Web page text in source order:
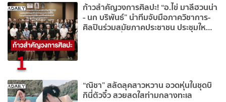
1
ก้าวสำคัญวงการศิลปะ! “อ.ไข่ มาลีฮวนน่า
- นก บริพันธ์” นำทีมจับมือภาควิชาการ-
ศิลปินร่วมสมัยภาคประชาชน ประชุมใหญ่
“ณิชา” สลัดลุคสาวหวาน อวดหุ่นในชุดบิ
กินี่ตัวจิ๋ว สวยสดใสท่ามกลางทะเล